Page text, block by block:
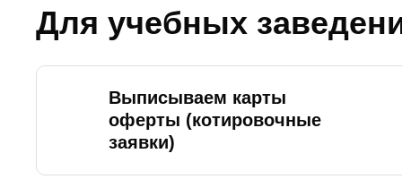
Для учебных
Выписываем карты
оферты (котировочные
заявки)